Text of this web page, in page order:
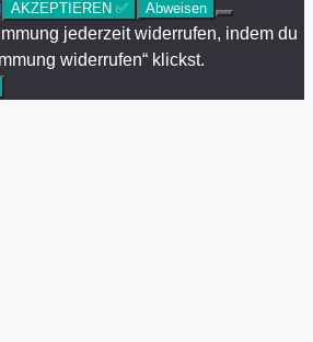
AKZEPTIEREN ✅ Abweisen
jederzeit widerrufen, indem du
widerrufen“ klickst.